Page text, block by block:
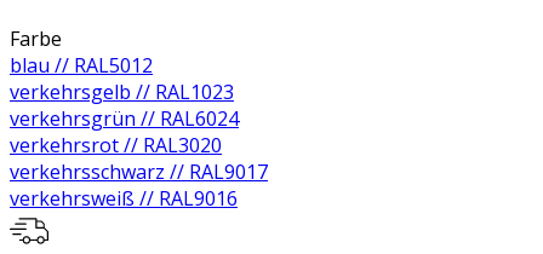
Farbe
blau // RAL5012
verkehrsgelb // RAL1023
verkehrsgrün // RAL6024
verkehrsrot // RAL3020
verkehrsschwarz // RAL9017
verkehrsweiß // RAL9016